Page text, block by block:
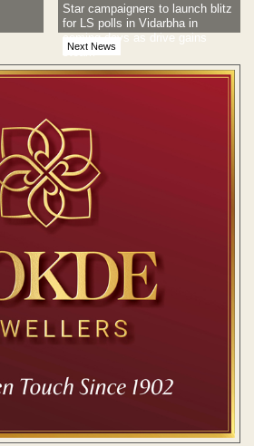
Next News
Star campaigners to launch blitz
for LS polls in Vidarbha in
coming days as drive gains
steam